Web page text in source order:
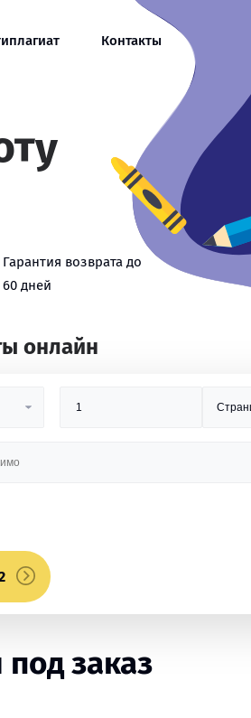
Контакты
Гарантия возврата до
60 дней
онлайн
заказ